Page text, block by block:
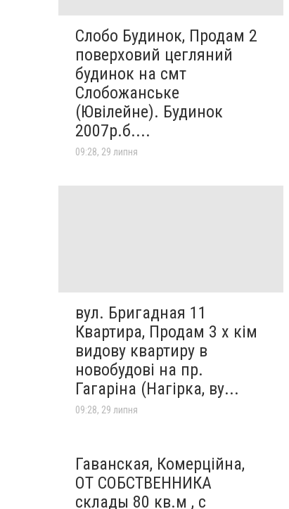
Слобо Будинок, Продам 2
поверховий цегляний
будинок на смт
Слобожанське
(Ювілейне). Будинок
2007р.б....
09:28, 29 липня
вул. Бригадная 11
Квартира, Продам 3 х кім
видову квартиру в
новобудові на пр.
Гагаріна (Нагірка, ву...
09:28, 29 липня
Гаванская, Комерційна,
ОТ СОБСТВЕННИКА
склады 80 кв.м , c